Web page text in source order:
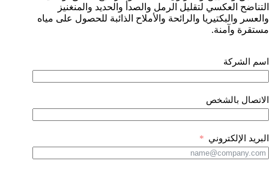
التناضح العكسي لتقليل الرمل والصدأ والحديد والمنغنيز
والعسر والبكتيريا والرائحة والأملاح الذائبة للحصول على مياه
مستقرة وآمنة.
اسم الشركة
الاتصال بالشخص
البريد الإلكتروني